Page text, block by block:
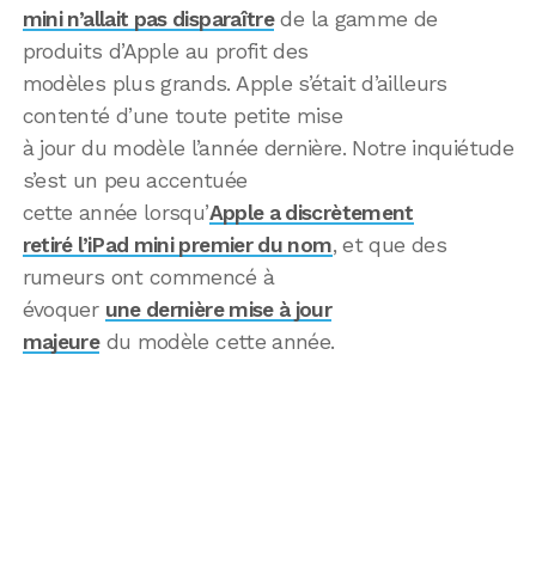
mini n’allait pas disparaîtrede la gamme de
produits d’Apple au profit des
modèles plus grands. Apple s’était d’ailleurs
contenté d’une toute petite mise
à jour du modèle l’année dernière. Notre inquiétude
s’est un peu accentuée
cette année lorsqu’Apple a discrètement
retiré l’iPad mini premier du nom, et que des
rumeurs ont commencé à
évoquer une dernière mise à jour
majeuredu modèle cette année.